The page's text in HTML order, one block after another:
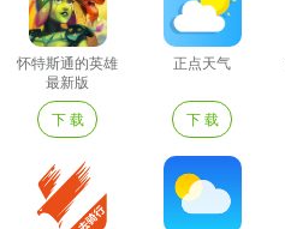
怀特斯通的英雄
最新版
下 载
正点天气
下 载